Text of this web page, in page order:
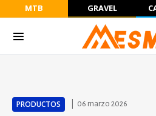
MTB GRAVEL
PRODUCTOS 06 marzo 2026